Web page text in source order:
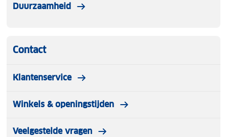
Duurzaamheid
Contact
Klantenservice
Winkels & openingstijden
Veelgestelde vragen